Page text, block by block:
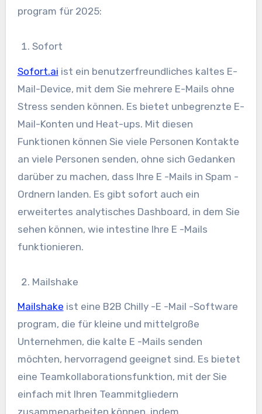
program für 2025:
Sofort
Sofort.ai ist ein benutzerfreundliches kaltes E-
Mail-Device, mit dem Sie mehrere E-Mails ohne
Stress senden können. Es bietet unbegrenzte E-
Mail-Konten und Heat-ups. Mit diesen
Funktionen können Sie viele Personen Kontakte
an viele Personen senden, ohne sich Gedanken
darüber zu machen, dass Ihre E -Mails in Spam -
Ordnern landen. Es gibt sofort auch ein
erweitertes analytisches Dashboard, in dem Sie
sehen können, wie intestine Ihre E -Mails
funktionieren.
Mailshake
Mailshake ist eine B2B Chilly -E -Mail -Software
program, die für kleine und mittelgroße
Unternehmen, die kalte E -Mails senden
möchten, hervorragend geeignet sind. Es bietet
eine Teamkollaborationsfunktion, mit der Sie
einfach mit Ihren Teammitgliedern